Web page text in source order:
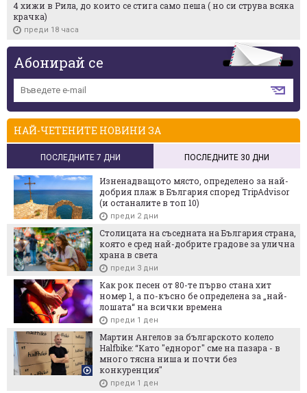
4 хижи в Рила, до които се стига само пеша ( но си струва всяка
крачка)
преди 18 часа
Абонирай се
НАЙ-ЧЕТЕНИТЕ НОВИНИ ЗА
ПОСЛЕДНИТЕ 7 ДНИ ПОСЛЕДНИТЕ 30 ДНИ
Изненадващото място, определено за най-
добрия плаж в България според TripAdvisor
(и останалите в топ 10)
преди 2 дни
Столицата на съседната на България страна,
която е сред най-добрите градове за улична
храна в света
преди 3 дни
Как рок песен от 80-те първо стана хит
номер 1, а по-късно бе определена за „най-
лошата“ на всички времена
преди 1 ден
Мартин Ангелов за българското колело
Halfbike: “Като "еднорог" сме на пазара - в
много тясна ниша и почти без
конкуренция"
преди 1 ден